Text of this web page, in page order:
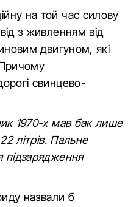
на той час силову
з живленням від
двигуном, які
свинцево-
1970-х мав бак лише
літрів. Пальне
підзарядження
назвали б